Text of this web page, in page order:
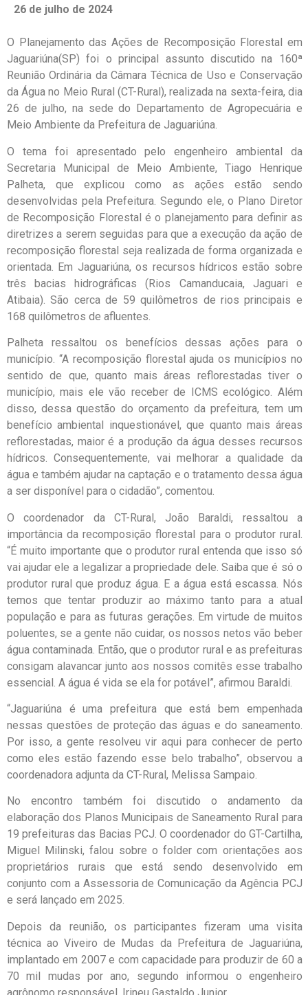
26 de julho de 2024
O Planejamento das Ações de Recomposição Florestal em
Jaguariúna(SP) foi o principal assunto discutido na 160ª
Reunião Ordinária da Câmara Técnica de Uso e Conservação
da Água no Meio Rural (CT-Rural), realizada na sexta-feira, dia
26 de julho, na sede do Departamento de Agropecuária e
Meio Ambiente da Prefeitura de Jaguariúna.
O tema foi apresentado pelo engenheiro ambiental da
Secretaria Municipal de Meio Ambiente, Tiago Henrique
Palheta, que explicou como as ações estão sendo
desenvolvidas pela Prefeitura. Segundo ele, o Plano Diretor
de Recomposição Florestal é o planejamento para definir as
diretrizes a serem seguidas para que a execução da ação de
recomposição florestal seja realizada de forma organizada e
orientada. Em Jaguariúna, os recursos hídricos estão sobre
três bacias hidrográficas (Rios Camanducaia, Jaguari e
Atibaia). São cerca de 59 quilômetros de rios principais e
168 quilômetros de afluentes.
Palheta ressaltou os benefícios dessas ações para o
município. “A recomposição florestal ajuda os municípios no
sentido de que, quanto mais áreas reflorestadas tiver o
município, mais ele vão receber de ICMS ecológico. Além
disso, dessa questão do orçamento da prefeitura, tem um
benefício ambiental inquestionável, que quanto mais áreas
reflorestadas, maior é a produção da água desses recursos
hídricos. Consequentemente, vai melhorar a qualidade da
água e também ajudar na captação e o tratamento dessa água
a ser disponível para o cidadão”, comentou.
O coordenador da CT-Rural, João Baraldi, ressaltou a
importância da recomposição florestal para o produtor rural.
“É muito importante que o produtor rural entenda que isso só
vai ajudar ele a legalizar a propriedade dele. Saiba que é só o
produtor rural que produz água. E a água está escassa. Nós
temos que tentar produzir ao máximo tanto para a atual
população e para as futuras gerações. Em virtude de muitos
poluentes, se a gente não cuidar, os nossos netos vão beber
água contaminada. Então, que o produtor rural e as prefeituras
consigam alavancar junto aos nossos comitês esse trabalho
essencial. A água é vida se ela for potável”, afirmou Baraldi.
“Jaguariúna é uma prefeitura que está bem empenhada
nessas questões de proteção das águas e do saneamento.
Por isso, a gente resolveu vir aqui para conhecer de perto
como eles estão fazendo esse belo trabalho”, observou a
coordenadora adjunta da CT-Rural, Melissa Sampaio.
No encontro também foi discutido o andamento da
elaboração dos Planos Municipais de Saneamento Rural para
19 prefeituras das Bacias PCJ. O coordenador do GT-Cartilha,
Miguel Milinski, falou sobre o folder com orientações aos
proprietários rurais que está sendo desenvolvido em
conjunto com a Assessoria de Comunicação da Agência PCJ
e será lançado em 2025.
Depois da reunião, os participantes fizeram uma visita
técnica ao Viveiro de Mudas da Prefeitura de Jaguariúna,
implantado em 2007 e com capacidade para produzir de 60 a
70 mil mudas por ano, segundo informou o engenheiro